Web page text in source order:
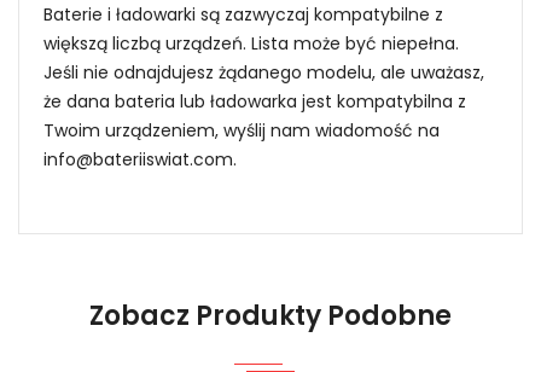
Baterie i ładowarki są zazwyczaj kompatybilne z
większą liczbą urządzeń. Lista może być niepełna.
Jeśli nie odnajdujesz żądanego modelu, ale uważasz,
że dana bateria lub ładowarka jest kompatybilna z
Twoim urządzeniem, wyślij nam wiadomość na
info@bateriiswiat.com.
Niezawodność i pewność
1.Model urządzenia
Zobacz Produkty Podobne